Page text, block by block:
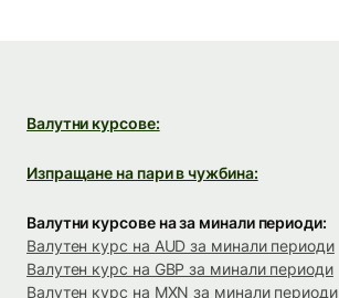
Валутни курсове:
Изпращане на пари в чужбина:
Валутни курсове на за минали периоди:
Валутен курс на AUD за минали периоди
Валутен курс на GBP за минали периоди
Валутен курс на MXN за минали периоди